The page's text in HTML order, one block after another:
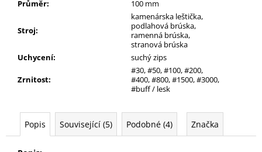
Průměr: 100 mm
Stroj:
kamenárska leštička,
podlahová brúska,
ramenná brúska,
stranová brúska
Uchycení: suchý zips
Zrnitost:
#30, #50, #100, #200,
#400, #800, #1500, #3000,
#buff / lesk
Popis Související (5) Podobné (4) Značka